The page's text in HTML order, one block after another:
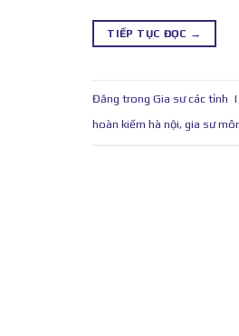
TIẾP TỤC ĐỌC →
Đăng trong Gia sư các tỉnh |
hoàn kiếm hà nội, gia sư